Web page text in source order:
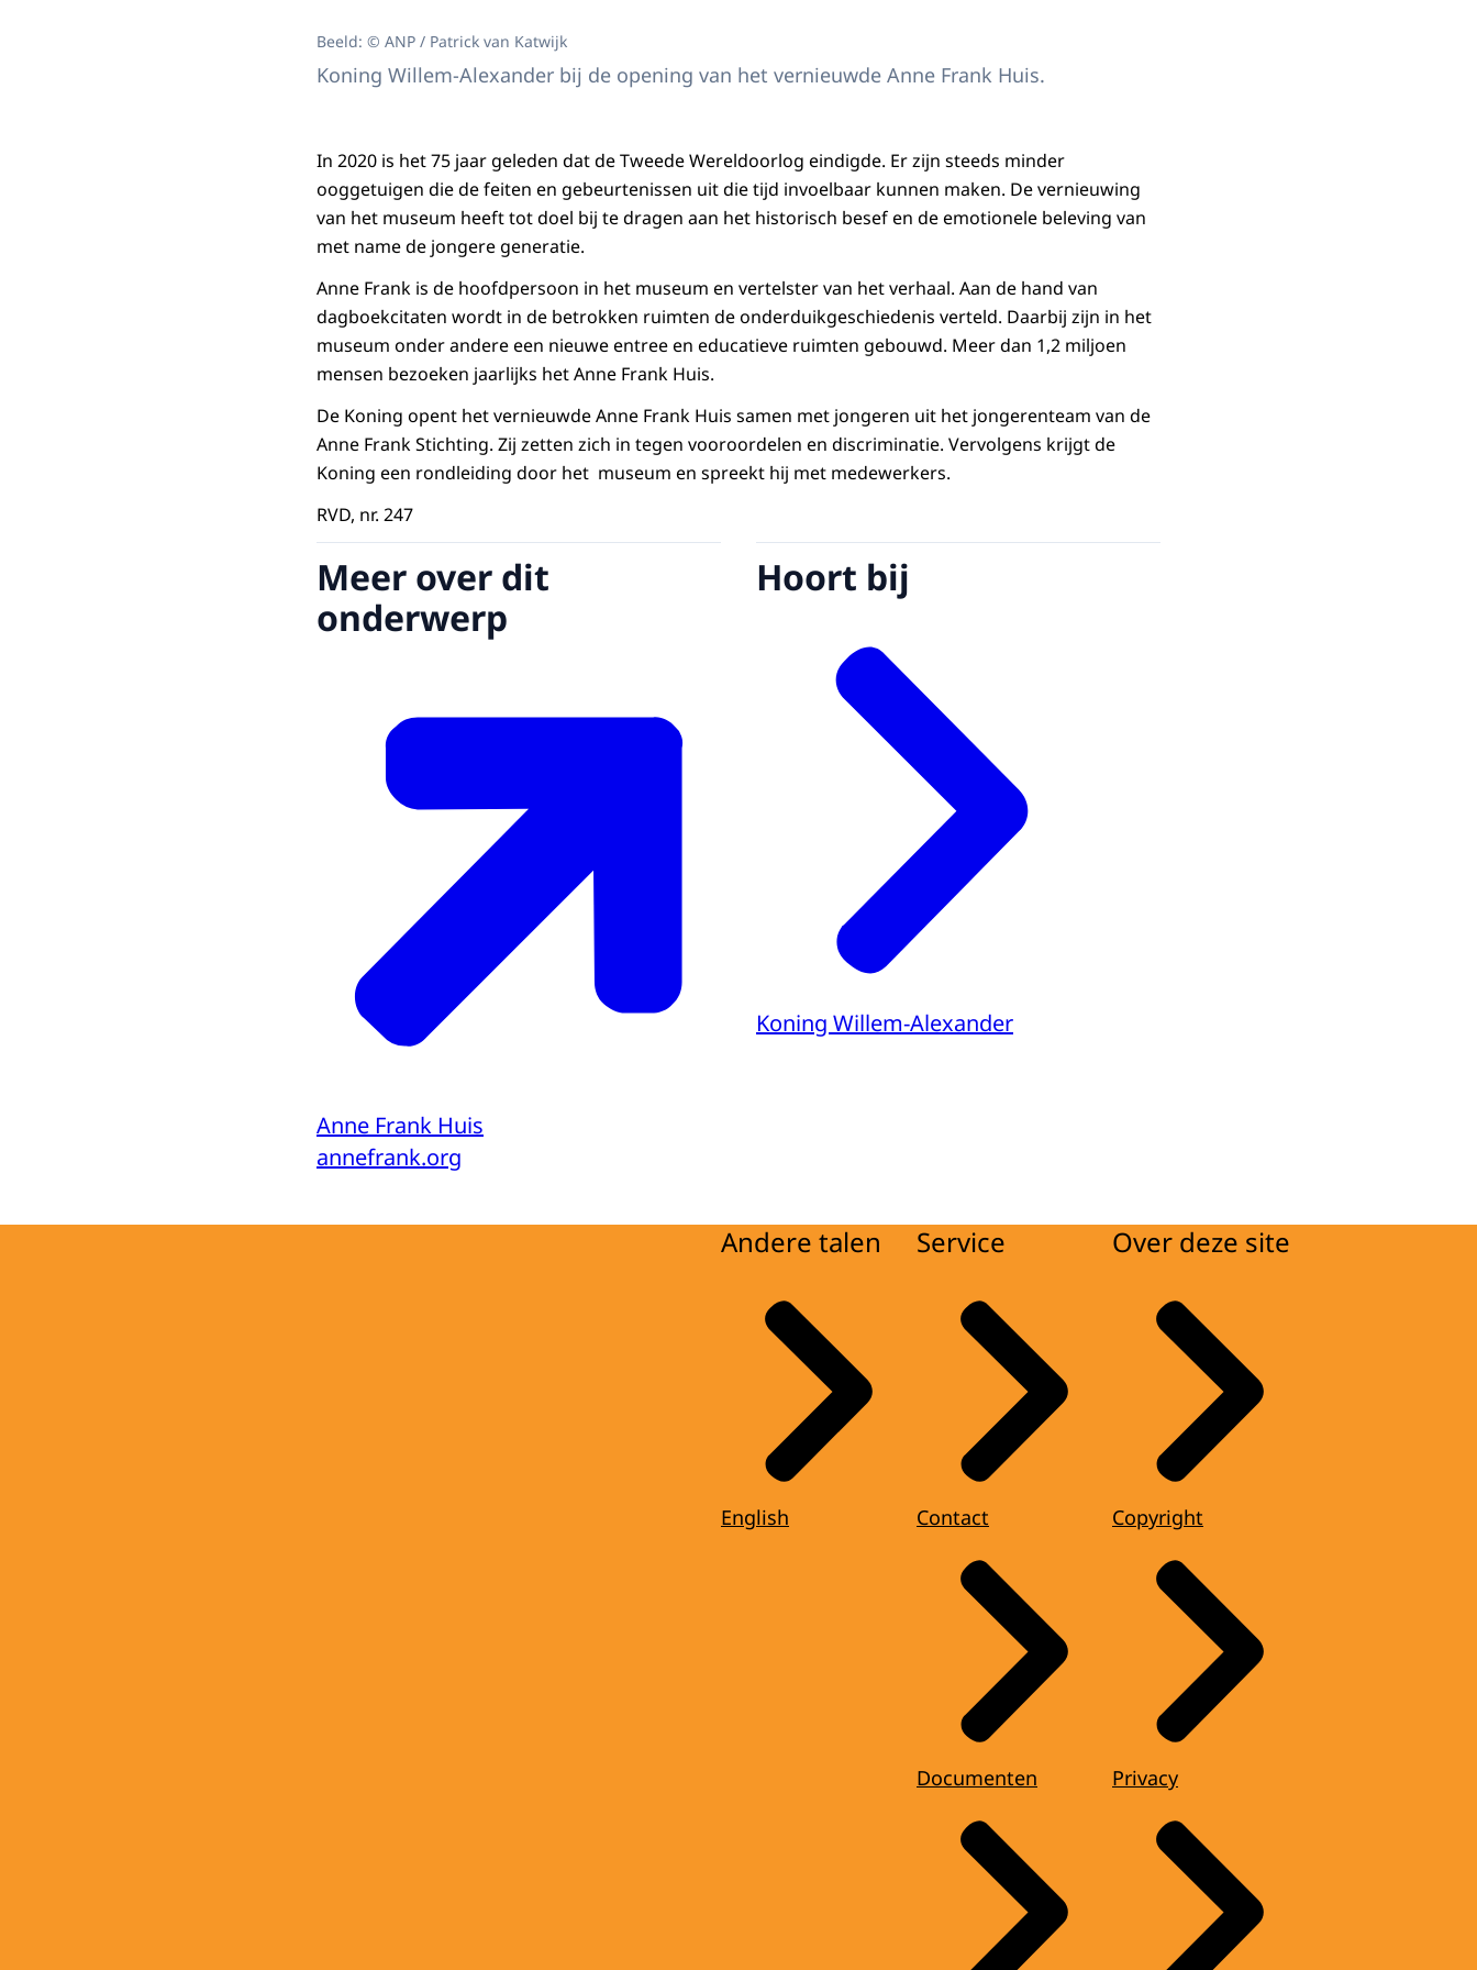
Beeld: © ANP / Patrick van Katwijk
Koning Willem-Alexander bij de opening van het vernieuwde Anne Frank Huis.
In 2020 is het 75 jaar geleden dat de Tweede Wereldoorlog eindigde. Er zijn steeds minder
ooggetuigen die de feiten en gebeurtenissen uit die tijd invoelbaar kunnen maken. De vernieuwing
van het museum heeft tot doel bij te dragen aan het historisch besef en de emotionele beleving van
met name de jongere generatie.
Anne Frank is de hoofdpersoon in het museum en vertelster van het verhaal. Aan de hand van
dagboekcitaten wordt in de betrokken ruimten de onderduikgeschiedenis verteld. Daarbij zijn in het
museum onder andere een nieuwe entree en educatieve ruimten gebouwd. Meer dan 1,2 miljoen
mensen bezoeken jaarlijks het Anne Frank Huis.
De Koning opent het vernieuwde Anne Frank Huis samen met jongeren uit het jongerenteam van de
Anne Frank Stichting. Zij zetten zich in tegen vooroordelen en discriminatie. Vervolgens krijgt de
Koning een rondleiding door het museum en spreekt hij met medewerkers.
RVD, nr. 247
Meer over dit
onderwerp
Anne Frank Huis
annefrank.org
Hoort bij
Koning Willem-Alexander
Andere talen
English
Service
Contact
Documenten
Over deze site
Copyright
Privacy